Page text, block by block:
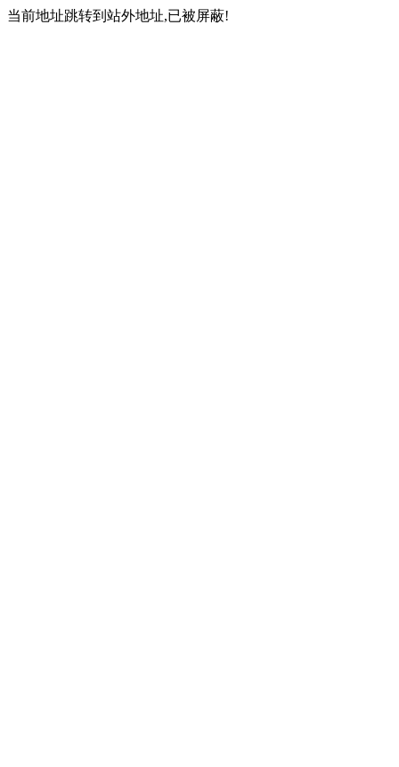
当前地址跳转到站外地址,已被屏蔽!